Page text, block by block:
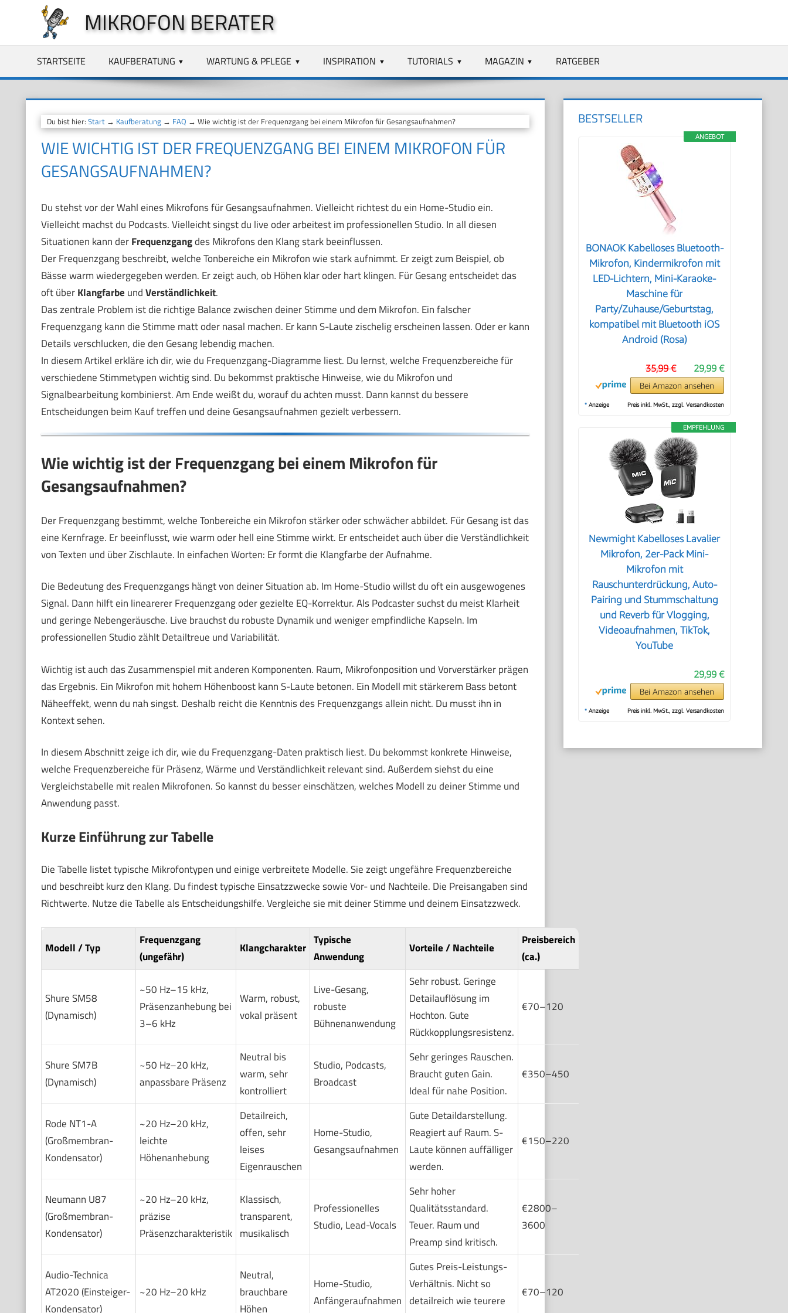
springen
MIKROFON BERATER
STARTSEITE KAUFBERATUNG WARTUNG & PFLEGE INSPIRATION TUTORIALS MAGAZIN RATGEBER
Du bist hier: Start→ Kaufberatung→ FAQ → Wie wichtig ist der Frequenzgang bei einem Mikrofon für Gesangsaufnahmen?
WIE WICHTIG IST DER FREQUENZGANG BEI EINEM MIKROFON FÜR
GESANGSAUFNAHMEN?
Du stehst vor der Wahl eines Mikrofons für Gesangsaufnahmen. Vielleicht richtest du ein Home-Studio ein.
Vielleicht machst du Podcasts. Vielleicht singst du live oder arbeitest im professionellen Studio. In all diesen
Situationen kann derFrequenzgangdes Mikrofons den Klang stark beeinflussen.
Der Frequenzgang beschreibt, welche Tonbereiche ein Mikrofon wie stark aufnimmt. Er zeigt zum Beispiel, ob
Bässe warm wiedergegeben werden. Er zeigt auch, ob Höhen klar oder hart klingen. Für Gesang entscheidet das
oft überKlangfarbe undVerständlichkeit.
Das zentrale Problem ist die richtige Balance zwischen deiner Stimme und dem Mikrofon. Ein falscher
Frequenzgang kann die Stimme matt oder nasal machen. Er kann S-Laute zischelig erscheinen lassen. Oder er kann
Details verschlucken, die den Gesang lebendig machen.
In diesem Artikel erkläre ich dir, wie du Frequenzgang-Diagramme liest. Du lernst, welche Frequenzbereiche für
verschiedene Stimmetypen wichtig sind. Du bekommst praktische Hinweise, wie du Mikrofon und
Signalbearbeitung kombinierst. Am Ende weißt du, worauf du achten musst. Dann kannst du bessere
Entscheidungen beim Kauf treffen und deine Gesangsaufnahmen gezielt verbessern.
Wie wichtig ist der Frequenzgang bei einem Mikrofon für
Gesangsaufnahmen?
Der Frequenzgang bestimmt, welche Tonbereiche ein Mikrofon stärker oder schwächer abbildet. Für Gesang ist das
eine Kernfrage. Er beeinflusst, wie warm oder hell eine Stimme wirkt. Er entscheidet auch über die Verständlichkeit
von Texten und über Zischlaute. In einfachen Worten: Er formt die Klangfarbe der Aufnahme.
Die Bedeutung des Frequenzgangs hängt von deiner Situation ab. Im Home-Studio willst du oft ein ausgewogenes
Signal. Dann hilft ein linearerer Frequenzgang oder gezielte EQ-Korrektur. Als Podcaster suchst du meist Klarheit
und geringe Nebengeräusche. Live brauchst du robuste Dynamik und weniger empfindliche Kapseln. Im
professionellen Studio zählt Detailtreue und Variabilität.
Wichtig ist auch das Zusammenspiel mit anderen Komponenten. Raum, Mikrofonposition und Vorverstärker prägen
das Ergebnis. Ein Mikrofon mit hohem Höhenboost kann S-Laute betonen. Ein Modell mit stärkerem Bass betont
Näheeffekt, wenn du nah singst. Deshalb reicht die Kenntnis des Frequenzgangs allein nicht. Du musst ihn in
Kontext sehen.
In diesem Abschnitt zeige ich dir, wie du Frequenzgang-Daten praktisch liest. Du bekommst konkrete Hinweise,
welche Frequenzbereiche für Präsenz, Wärme und Verständlichkeit relevant sind. Außerdem siehst du eine
Vergleichstabelle mit realen Mikrofonen. So kannst du besser einschätzen, welches Modell zu deiner Stimme und
Anwendung passt.
Kurze Einführung zur Tabelle
Die Tabelle listet typische Mikrofontypen und einige verbreitete Modelle. Sie zeigt ungefähre Frequenzbereiche
und beschreibt kurz den Klang. Du findest typische Einsatzzwecke sowie Vor- und Nachteile. Die Preisangaben sind
Richtwerte. Nutze die Tabelle als Entscheidungshilfe. Vergleiche sie mit deiner Stimme und deinem Einsatzzweck.
Modell / Typ
Frequenzgang
(ungefähr)
Klangcharakter
Typische
Anwendung
Vorteile / Nachteile
Preisbereich
(ca.)
Shure SM58
(Dynamisch)
~50 Hz–15 kHz,
Präsenzanhebung bei
3–6 kHz
Warm, robust,
vokal präsent
Live-Gesang,
robuste
Bühnenanwendung
Sehr robust. Geringe
Detailauflösung im
Hochton. Gute
Rückkopplungsresistenz.
€70–120
Shure SM7B
(Dynamisch)
~50 Hz–20 kHz,
anpassbare Präsenz
Neutral bis
warm, sehr
kontrolliert
Studio, Podcasts,
Broadcast
Sehr geringes Rauschen.
Braucht guten Gain.
Ideal für nahe Position.
€350–450
Rode NT1-A
(Großmembran-
Kondensator)
~20 Hz–20 kHz,
leichte
Höhenanhebung
Detailreich,
offen, sehr
leises
Eigenrauschen
Home-Studio,
Gesangsaufnahmen
Gute Detaildarstellung.
Reagiert auf Raum. S-
Laute können auffälliger
werden.
€150–220
Neumann U87
(Großmembran-
Kondensator)
~20 Hz–20 kHz,
präzise
Präsenzcharakteristik
Klassisch,
transparent,
musikalisch
Professionelles
Studio, Lead-Vocals
Sehr hoher
Qualitätsstandard.
Teuer. Raum und
Preamp sind kritisch.
€2800–
3600
Audio-Technica
AT2020 (Einsteiger-
Kondensator)
~20 Hz–20 kHz
Neutral,
brauchbare
Höhen
Home-Studio,
Anfängeraufnahmen
Gutes Preis-Leistungs-
Verhältnis. Nicht so
detailreich wie teurere
€70–120
BESTSELLER
ANGEBOT
BONAOK Kabelloses Bluetooth-
Mikrofon, Kindermikrofon mit
LED-Lichtern, Mini-Karaoke-
Maschine für
Party/Zuhause/Geburtstag,
kompatibel mit Bluetooth iOS
Android (Rosa)
29,99 €
35,99 €
Bei Amazon ansehen
* Anzeige Preis inkl. MwSt., zzgl. Versandkosten
EMPFEHLUNG
Newmight Kabelloses Lavalier
Mikrofon, 2er-Pack Mini-
Mikrofon mit
Rauschunterdrückung, Auto-
Pairing und Stummschaltung
und Reverb für Vlogging,
Videoaufnahmen, TikTok,
YouTube
29,99 €
Bei Amazon ansehen
* Anzeige Preis inkl. MwSt., zzgl. Versandkosten